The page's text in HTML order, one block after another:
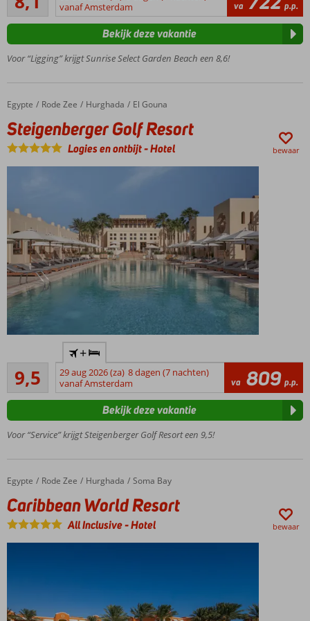
het
strand
voor
kinderen
4 à-la-
16
beoordelingenvanaf Amsterdam
va p.p.
Voor “Ligging” krijgt Sunrise Select Garden Beach een 8,6!
Bekijk deze vakantie
Home
Egypte Rode Zee Hurghada El Gouna
Steigenberger Golf Resort
Steigenberger Golf Resort
Logies en ontbijt-Hotel bewaar
lagune met
privéstrand
Meerdere
zwembaden
Een
Spa
Activiteiten
voor groot
Halfpension
ook
9,5
Uitmuntend
26
beoordelingen
+
29 aug 2026 (za) 8 dagen (7 nachten)
vanaf Amsterdam
va 809 p.p.
Voor “Service” krijgt Steigenberger Golf Resort een 9,5!
Bekijk deze vakantie
Home
Egypte Rode Zee Hurghada Soma Bay
Caribbean World Resort
Caribbean World Resort
All Inclusive-Hotel bewaar